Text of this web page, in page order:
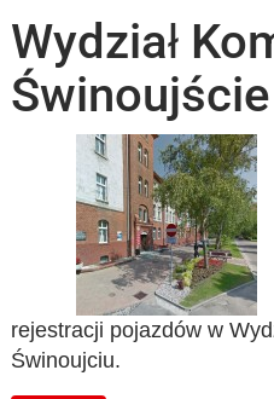
Wydział
Świnoujście
rejestracji pojazdów w
Świnoujciu.